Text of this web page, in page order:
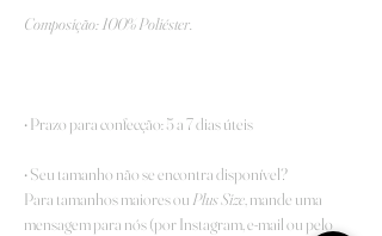
Composição: 100% Poliéster.
• Prazo para confecção: 5 a 7 dias úteis
• Seu tamanho não se encontra disponível?
Para tamanhos maiores ou Plus Size, mande uma
mensagem para nós (por Instagram, e-mail ou pelo